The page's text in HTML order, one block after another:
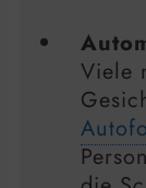
Viele